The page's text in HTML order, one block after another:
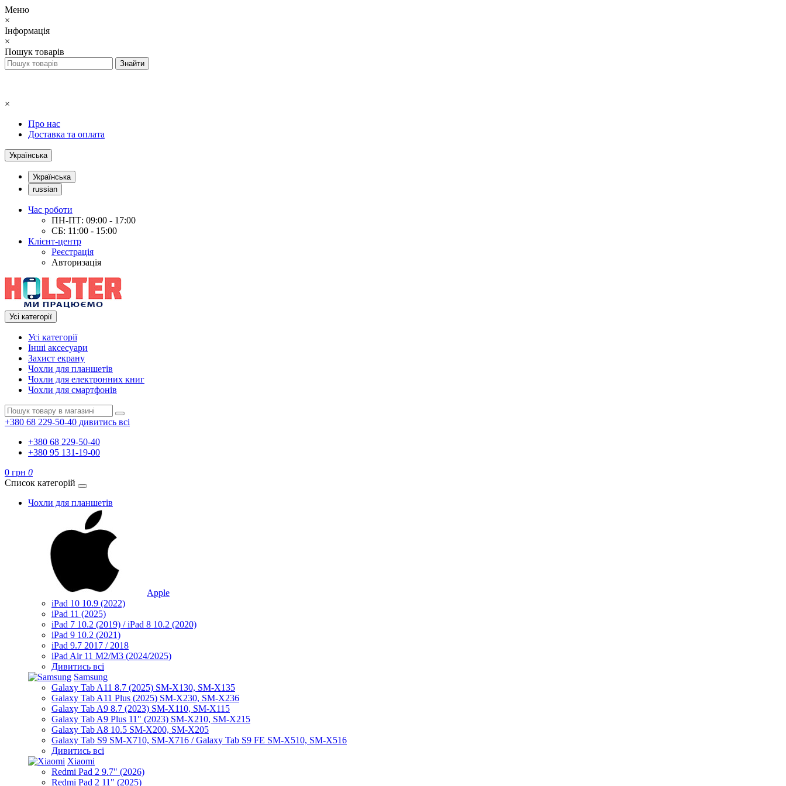
Меню
×
Інформація
×
Пошук товарів
×
Про нас
Доставка та оплата
Українська
Українська
russian
Час роботи
ПН-ПТ: 09:00 - 17:00
СБ: 11:00 - 15:00
Клієнт-центр
Реєстрація
Авторизація
Усі категорії
Усі категорії
Інші аксесуари
Захист екрану
Чохли для планшетів
Чохли для електронних книг
Чохли для смартфонів
+380 68 229-50-40 дивитись всі
+380 68 229-50-40
+380 95 131-19-00
0 грн 0
Список категорій
Чохли для планшетів
Apple
iPad 10 10.9 (2022)
iPad 11 (2025)
iPad 7 10.2 (2019) / iPad 8 10.2 (2020)
iPad 9 10.2 (2021)
iPad 9.7 2017 / 2018
iPad Air 11 M2/M3 (2024/2025)
Дивитись всі
Samsung
Galaxy Tab A11 8.7 (2025) SM-X130, SM-X135
Galaxy Tab A11 Plus (2025) SM-X230, SM-X236
Galaxy Tab A9 8.7 (2023) SM-X110, SM-X115
Galaxy Tab A9 Plus 11" (2023) SM-X210, SM-X215
Galaxy Tab A8 10.5 SM-X200, SM-X205
Galaxy Tab S9 SM-X710, SM-X716 / Galaxy Tab S9 FE SM-X510, SM-X516
Дивитись всі
Xiaomi
Redmi Pad 2 9.7" (2026)
Redmi Pad 2 11" (2025)